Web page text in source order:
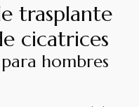
trasplante
cicatrices
hombres